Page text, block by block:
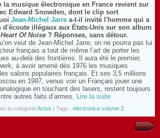
la musique électronique en France revient sur
Edward Snowden, dont le clip sort
Jean-Michel Jarre a-t-il invité l'homme qui a
d'écoute illégaux aux États-Unis sur son album
Of Noise ? Réponses, sans détour.
veut de Jean-Michel Jarre, on ne pourra pas lui
français a tout de même l’art de porter les
au-delà des frontières. Il aura été le premier,
à avoir amené dès 1976 les musiques
salons populaires français. Et ses 3,5 millions
en 1997, venus voir un Français jouer une
en touchant des lasers, restent toujours
autres faits d’armes. Lire la suite
la catégorieActus | Tags : electronica volume 2